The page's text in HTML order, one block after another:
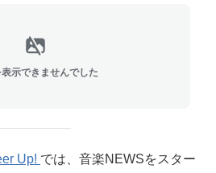
示できませんでした
Up! では、音楽NEWSをスター